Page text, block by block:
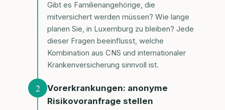
Gibt es Familienangehörige, die
mitversichert werden müssen? Wie lange
planen Sie, in Luxemburg zu bleiben? Jede
dieser Fragen beeinflusst, welche
Kombination aus CNS und internationaler
Krankenversicherung sinnvoll ist.
2
Vorerkrankungen: anonyme
Risikovoranfrage stellen